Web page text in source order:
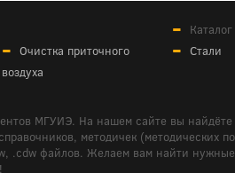
Очистка приточного
воздуха
Стали
МГУИЭ. На нашем сайте вы
методичек (методических
.cdw файлов. Желаем вам найти